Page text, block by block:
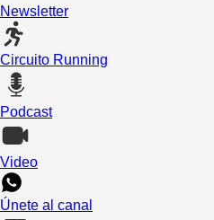
Newsletter
Circuito Running
Podcast
Video
Únete al canal